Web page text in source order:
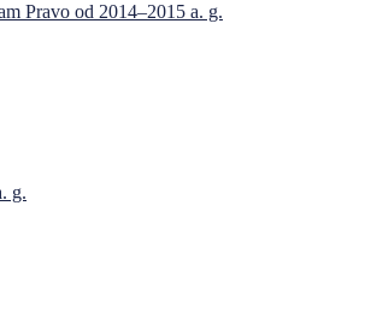
Pravo od 2014–2015 a. g.
g.